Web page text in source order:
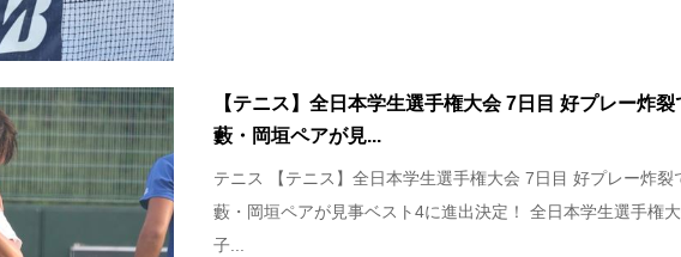
【テニス】全日本学生選手権大会 7日目 好プレー炸裂
藪・岡垣ペアが見...
テニス 【テニス】全日本学生選手権大会 7日目 好プレー炸裂
藪・岡垣ペアが見事ベスト4に進出決定！ 全日本学生選手権
子...